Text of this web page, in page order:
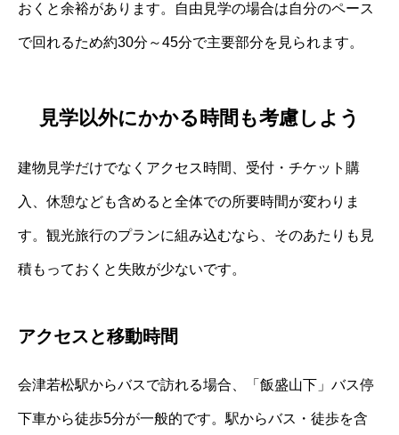
おくと余裕があります。自由見学の場合は自分のペース
で回れるため約30分～45分で主要部分を見られます。
見学以外にかかる時間も考慮しよう
建物見学だけでなくアクセス時間、受付・チケット購
入、休憩なども含めると全体での所要時間が変わりま
す。観光旅行のプランに組み込むなら、そのあたりも見
積もっておくと失敗が少ないです。
アクセスと移動時間
会津若松駅からバスで訪れる場合、「飯盛山下」バス停
下車から徒歩5分が一般的です。駅からバス・徒歩を含